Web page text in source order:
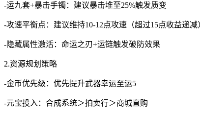
-运九套+暴击手镯：建议暴击堆至25%触发质变
-攻速平衡点：建议维持10-12点攻速（超过15点收益递减）
-隐藏属性激活：命运之刃+运链触发破防效果
2.资源规划策略
-金币优先级：优先提升武器幸运至运5
-元宝投入：合成系统＞拍卖行＞商城直购